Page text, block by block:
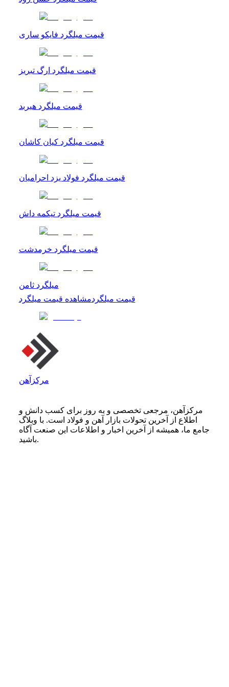
قیمت میلگرد فایکو ساری
قیمت میلگرد ارگ تبریز
قیمت میلگرد هیربد
قیمت میلگرد کیان کاشان
قیمت میلگرد فولاد یزد احرامیان
قیمت میلگرد تیکمه داش
قیمت میلگرد خرمدشت
میلگرد ثامن
قیمت میلگردمشاهده قیمت میلگرد
مرکزآهن
مرکزآهن، مرجعی تخصصی و به روز برای کسب دانش و
اطلاع از آخرین تحولات بازار آهن و فولاد است. با وبلاگ
جامع ما، همیشه از آخرین اخبار و اطلاعات این صنعت آگاه
باشید.